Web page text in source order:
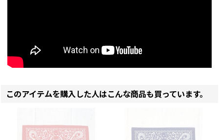
このアイテムを購入した人はこんな商品も買っています。